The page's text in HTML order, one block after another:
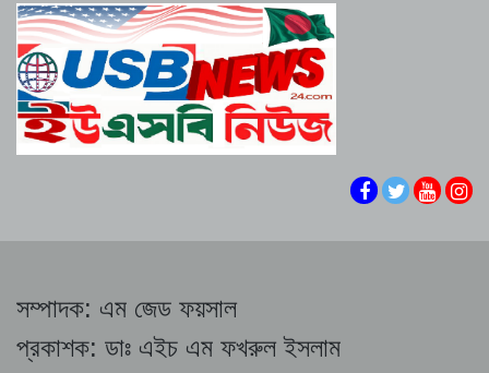
ইউক্রেন যুদ্ধে সমর্থনের জন্য উত্তর কোরিয়াকে ধন্যবাদ
জানালেন পুতিন
মধ্যপ্রাচ্যে এফ-৩৫ সহ বিপুলসংখ্যক যুদ্ধবিমান পাঠাচ্ছে
যুক্তরাষ্ট্র
১১ দলের লংমার্চ ও মহাসমাবেশের ঘোষণা : দাবি আদায় না হওয়া
পর্যন্ত রাজপথ ছাড়ব না
তনু হত্যা: সাবেক সেনাসদস্য হাফিজুরের জামিন স্থগিত, ২৪
ঘণ্টার মধ্যে আত্মসমর্পণের নির্দেশ
কিমের ‘১২০ ক্ষেপণাস্ত্র’ পুতিনের হাতে, ব্যবহৃত হবে ইউক্রেন
ভুল স্বীকার করে ক্ষমা চাইলেন ইনফান্তিনো
মন্ত্রণালয়ের দুঃখ প্রকাশ
সিলেটে স্থানীয় সরকার প্রতিমন্ত্রী : চলতি বছরেই স্থানীয়
সরকারের পাঁচ স্তরের নির্বাচন
সম্পাদক: এম জেড ফয়সাল
প্রকাশক: ডাঃ এইচ এম ফখরুল ইসলাম